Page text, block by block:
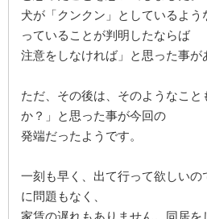
犬が「クンクン」としているよ
っていることが判明したならば
注意をしなければ」と思った事が
ただ、その後は、そのようなこと
か？」と思った事が今回の
発端だったようです。
一刻も早く、出て行って欲しい
に問題もなく、
家賃の遅れもありません。同居を